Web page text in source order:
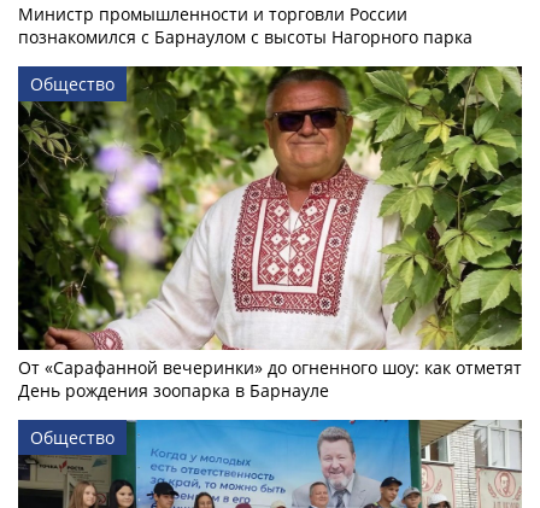
Министр промышленности и торговли России
познакомился с Барнаулом с высоты Нагорного парка
Общество
От «Сарафанной вечеринки» до огненного шоу: как отметят
День рождения зоопарка в Барнауле
Общество